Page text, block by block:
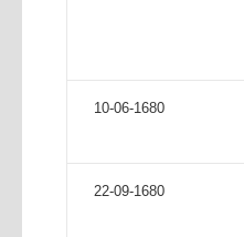
10-06-1680
22-09-1680